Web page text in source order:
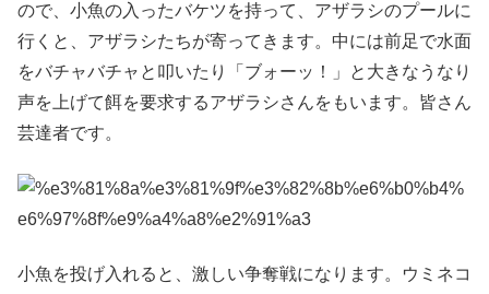
ので、小魚の入ったバケツを持って、アザラシのプールに
行くと、アザラシたちが寄ってきます。中には前足で水面
をバチャバチャと叩いたり「ブォーッ！」と大きなうなり
声を上げて餌を要求するアザラシさんをもいます。皆さん
芸達者です。
小魚を投げ入れると、激しい争奪戦になります。ウミネコ